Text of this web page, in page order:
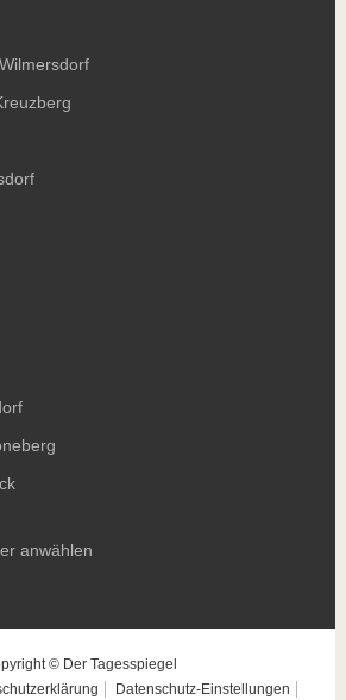
anwählen
© Der Tagesspiegel
Datenschutz-Einstellungen